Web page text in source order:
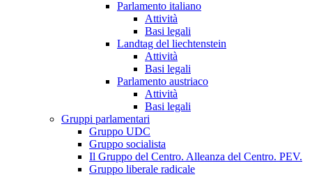
Parlamento italiano
Attività
Basi legali
Landtag del liechtenstein
Attività
Basi legali
Parlamento austriaco
Attività
Basi legali
Gruppi parlamentari
Gruppo UDC
Gruppo socialista
Il Gruppo del Centro. Alleanza del Centro. PEV.
Gruppo liberale radicale